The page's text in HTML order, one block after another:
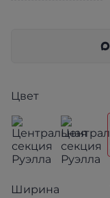
Цвет
Ширина